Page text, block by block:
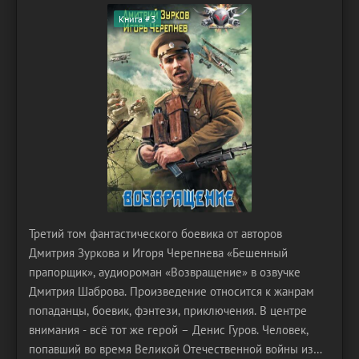
Книга #3
Третий том фантастического боевика от авторов
Дмитрия Зуркова и Игоря Черепнева «Бешенный
прапорщик», аудиороман «Возвращение» в озвучке
Дмитрия Шаброва. Произведение относится к жанрам
попаданцы, боевик, фэнтези, приключения. В центре
внимания - всё тот же герой – Денис Гуров. Человек,
попавший во время Великой Отечественной войны из